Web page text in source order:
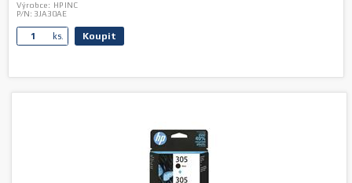
Výrobce: HP INC
P/N: 3JA30AE
ks. Koupit